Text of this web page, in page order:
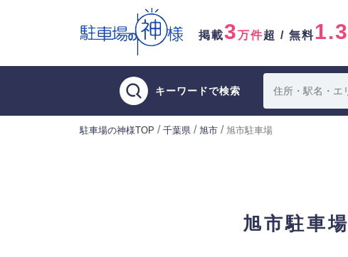
掲載3万件超 / 無料1.3
キーワードで検索
駐車場の神様TOP / 千葉県 / 旭市 / 旭市駐車場
旭市駐車場